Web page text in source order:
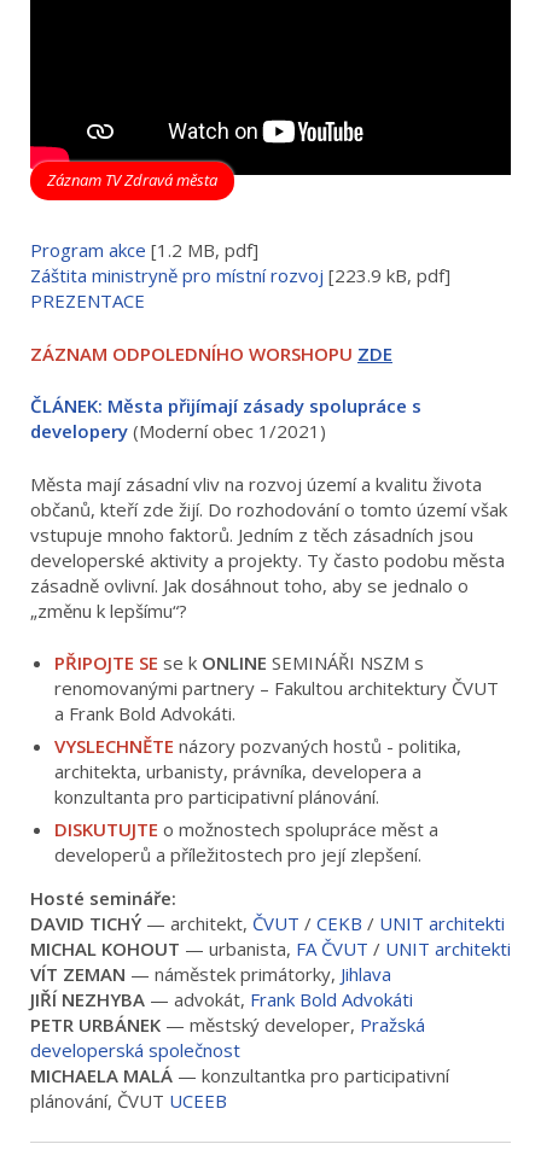
Záznam TV Zdravá města
Program akce [1.2 MB, pdf]
Záštita ministryně pro místní rozvoj [223.9 kB, pdf]
PREZENTACE
ZÁZNAM ODPOLEDNÍHO WORSHOPU ZDE
ČLÁNEK: Města přijímají zásady spolupráce s
developery (Moderní obec 1/2021)
Města mají zásadní vliv na rozvoj území a kvalitu života
občanů, kteří zde žijí. Do rozhodování o tomto území však
vstupuje mnoho faktorů. Jedním z těch zásadních jsou
developerské aktivity a projekty. Ty často podobu města
zásadně ovlivní. Jak dosáhnout toho, aby se jednalo o
„změnu k lepšímu“?
PŘIPOJTE SE se k ONLINE SEMINÁŘI NSZM s
renomovanými partnery – Fakultou architektury ČVUT
a Frank Bold Advokáti.
VYSLECHNĚTE názory pozvaných hostů - politika,
architekta, urbanisty, právníka, developera a
konzultanta pro participativní plánování.
DISKUTUJTE o možnostech spolupráce měst a
developerů a příležitostech pro její zlepšení.
Hosté semináře:
DAVID TICHÝ — architekt, ČVUT / CEKB / UNIT architekti
MICHAL KOHOUT — urbanista, FA ČVUT / UNIT architekti
VÍT ZEMAN — náměstek primátorky, Jihlava
JIŘÍ NEZHYBA — advokát, Frank Bold Advokáti
PETR URBÁNEK — městský developer, Pražská
developerská společnost
MICHAELA MALÁ — konzultantka pro participativní
plánování, ČVUT UCEEB